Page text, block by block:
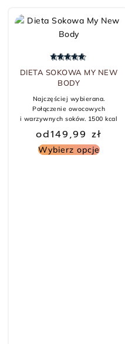
DIETA SOKOWA MY NEW
BODY
Najczęściej wybierana.
Połączenie owocowych
i warzywnych soków. 1500 kcal
od149,99 zł
Wybierz opcje